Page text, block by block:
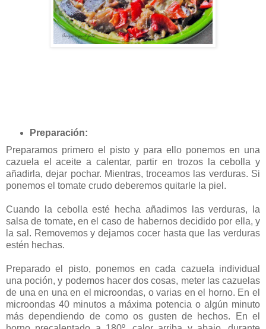
Preparación:
Preparamos primero el pisto y para ello ponemos en una
cazuela el aceite a calentar, partir en trozos la cebolla y
añadirla, dejar pochar. Mientras, troceamos las verduras. Si
ponemos el tomate crudo deberemos quitarle la piel.
Cuando la cebolla esté hecha añadimos las verduras, la
salsa de tomate, en el caso de habernos decidido por ella, y
la sal. Removemos y dejamos cocer hasta que las verduras
estén hechas.
Preparado el pisto, ponemos en cada cazuela individual
una poción, y podemos hacer dos cosas, meter las cazuelas
de una en una en el microondas, o varias en el horno. En el
microondas 40 minutos a máxima potencia o algún minuto
más dependiendo de como os gusten de hechos. En el